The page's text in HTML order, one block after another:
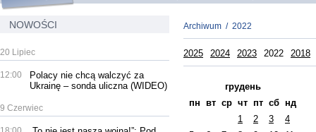
NOWOŚCI
20 Lipiec
12:00
Polacy nie chcą walczyć za
Ukrainę – sonda uliczna (WIDEO)
9 Czerwiec
Archiwum / 2022
2025 2024 2023 2022 2018
грудень
пн вт ср чт пт сб нд
1
2 3
4